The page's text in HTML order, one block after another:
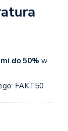
do 50% w
FAKT50